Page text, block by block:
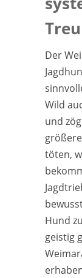
Der
Wild
und
töten,
Hund
geistig